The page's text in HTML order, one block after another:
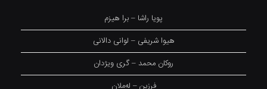
پویا راشا – برا هیزم
هیوا شریفی – لوانی دالانی
روکان محمد – گری ویژدان
فرزین – لەملان